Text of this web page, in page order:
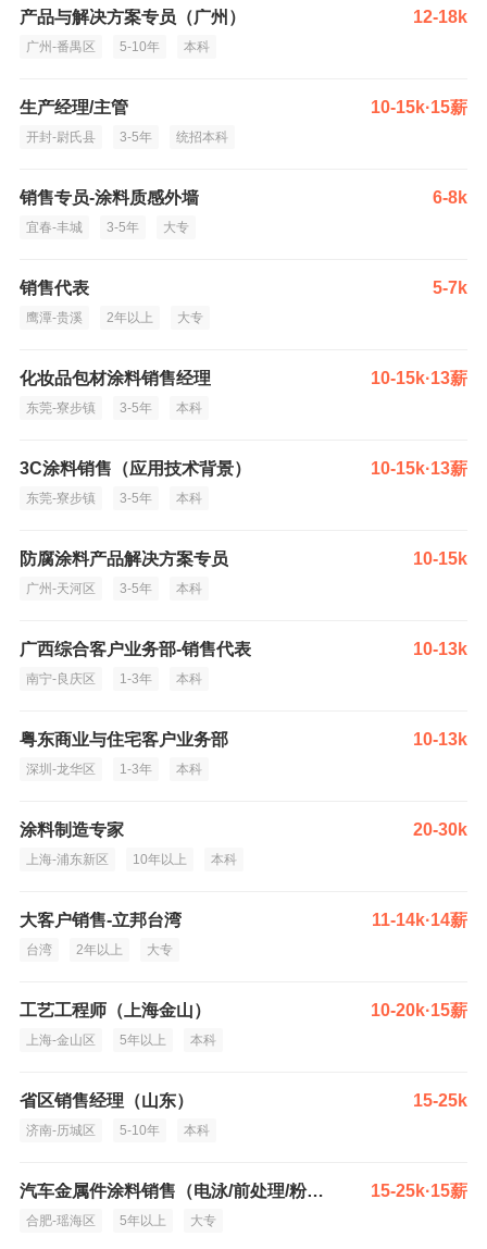
产品与解决方案专员（广州） 12-18k
广州-番禺区 5-10年 本科
生产经理/主管 10-15k·15薪
开封-尉氏县 3-5年 统招本科
销售专员-涂料质感外墙 6-8k
宜春-丰城 3-5年 大专
销售代表 5-7k
鹰潭-贵溪 2年以上 大专
化妆品包材涂料销售经理 10-15k·13薪
东莞-寮步镇 3-5年 本科
3C涂料销售（应用技术背景） 10-15k·13薪
东莞-寮步镇 3-5年 本科
防腐涂料产品解决方案专员 10-15k
广州-天河区 3-5年 本科
广西综合客户业务部-销售代表 10-13k
南宁-良庆区 1-3年 本科
粤东商业与住宅客户业务部 10-13k
深圳-龙华区 1-3年 本科
涂料制造专家 20-30k
上海-浦东新区 10年以上 本科
大客户销售-立邦台湾 11-14k·14薪
台湾 2年以上 大专
工艺工程师（上海金山） 10-20k·15薪
上海-金山区 5年以上 本科
省区销售经理（山东） 15-25k
济南-历城区 5-10年 本科
汽车金属件涂料销售（电泳/前处理/粉末/液体经验） 15-25k·15薪
合肥-瑶海区 5年以上 大专